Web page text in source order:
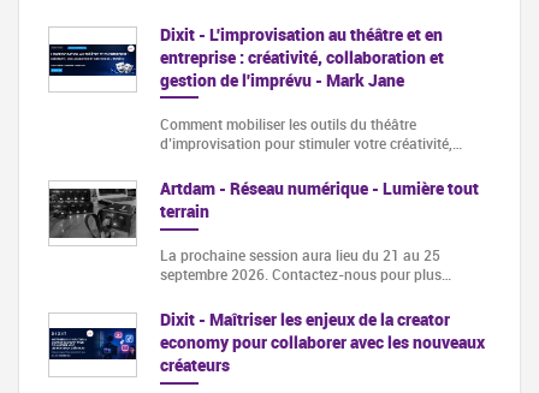
Dixit - L'improvisation au théâtre et en
entreprise : créativité, collaboration et
gestion de l'imprévu - Mark Jane
Comment mobiliser les outils du théâtre
d’improvisation pour stimuler votre créativité,…
Artdam - Réseau numérique - Lumière tout
terrain
La prochaine session aura lieu du 21 au 25
septembre 2026. Contactez-nous pour plus…
Dixit - Maîtriser les enjeux de la creator
economy pour collaborer avec les nouveaux
créateurs